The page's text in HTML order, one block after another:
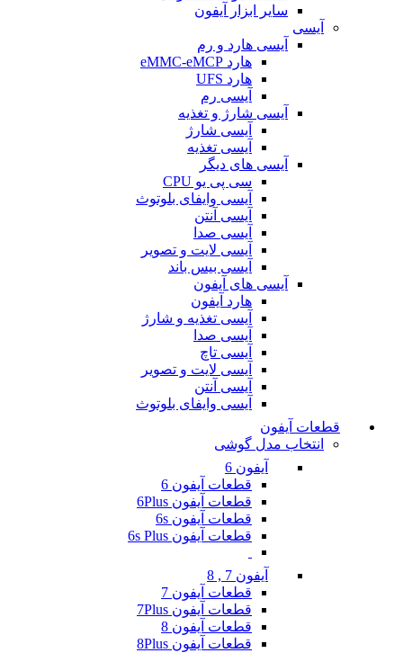
سایر ابزار آیفون
آیسی
آیسی هارد و رم
هارد eMMC-eMCP
هارد UFS
آیسی رم
آیسی شارژ و تغذیه
آیسی شارژ
آیسی تغذیه
آیسی های دیگر
سی پی یو CPU
آیسی وایفای بلوتوث
آیسی آنتن
آیسی صدا
آیسی لایت و تصویر
آیسی بیس باند
آیسی های آیفون
هارد آیفون
آیسی تغذیه و شارژ
آیسی صدا
آیسی تاچ
آیسی لایت و تصویر
آیسی آنتن
آیسی وایفای بلوتوث
قطعات آیفون
انتخاب مدل گوشی
آیفون 6
قطعات آیفون 6
قطعات آیفون 6Plus
قطعات آیفون 6s
قطعات آیفون 6s Plus
آیفون 7 , 8
قطعات آیفون 7
قطعات آیفون 7Plus
قطعات آیفون 8
قطعات آیفون 8Plus